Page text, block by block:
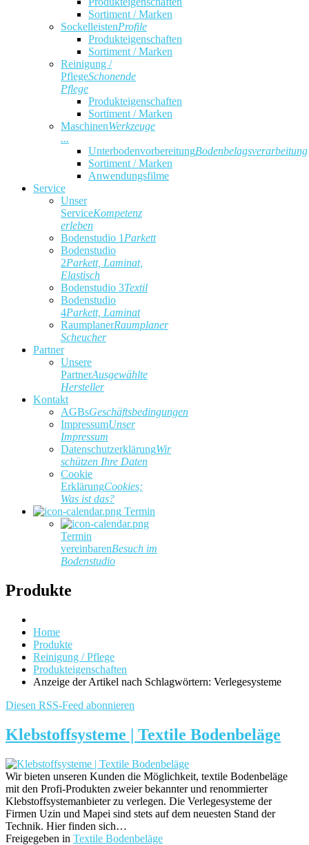
Sortiment / Marken
SockelleistenProfile
Produkteigenschaften
Sortiment / Marken
Reinigung /
PflegeSchonende
Pflege
Produkteigenschaften
Sortiment / Marken
MaschinenWerkzeuge
...
UnterbodenvorbereitungBodenbelagsverarbeitung
Sortiment / Marken
Anwendungsfilme
Service
Unser
ServiceKompetenz
erleben
Bodenstudio 1 Parkett
Bodenstudio
2Parkett, Laminat,
Elastisch
Bodenstudio 3Textil
Bodenstudio
4Parkett, Laminat
RaumplanerRaumplaner
Scheucher
Partner
Unsere
PartnerAusgewählte
Hersteller
Kontakt
AGBsGeschäftsbedingungen
ImpressumUnser
Impressum
DatenschutzerklärungWir
schützen Ihre Daten
Cookie
ErklärungCookies;
Was ist das?
Termin
Termin
vereinbarenBesuch im
Bodenstudio
Produkte
Home
Produkte
Reinigung / Pflege
Produkteigenschaften
Anzeige der Artikel nach Schlagwörtern: Verlegesysteme
Diesen RSS-Feed abonnieren
Klebstoffsysteme | Textile Bodenbeläge
Wir bieten unseren Kunden die Möglichkeit, textile Bodenbeläge
mit den Profi-Produkten zweier bekannter und renommierter
Klebstoffsystemanbieter zu verlegen. Die Verlegesysteme der
Firmen Uzin und Mapei sind stets auf dem neuesten Stand der
Technik. Hier finden sich…
Freigegeben in Textile Bodenbeläge